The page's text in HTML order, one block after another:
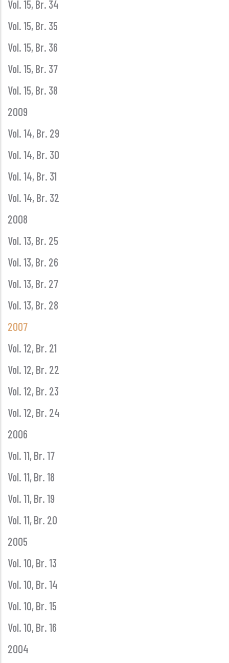
Vol. 15, Br. 34
Vol. 15, Br. 35
Vol. 15, Br. 36
Vol. 15, Br. 37
Vol. 15, Br. 38
2009
Vol. 14, Br. 29
Vol. 14, Br. 30
Vol. 14, Br. 31
Vol. 14, Br. 32
2008
Vol. 13, Br. 25
Vol. 13, Br. 26
Vol. 13, Br. 27
Vol. 13, Br. 28
2007
Vol. 12, Br. 21
Vol. 12, Br. 22
Vol. 12, Br. 23
Vol. 12, Br. 24
2006
Vol. 11, Br. 17
Vol. 11, Br. 18
Vol. 11, Br. 19
Vol. 11, Br. 20
2005
Vol. 10, Br. 13
Vol. 10, Br. 14
Vol. 10, Br. 15
Vol. 10, Br. 16
2004